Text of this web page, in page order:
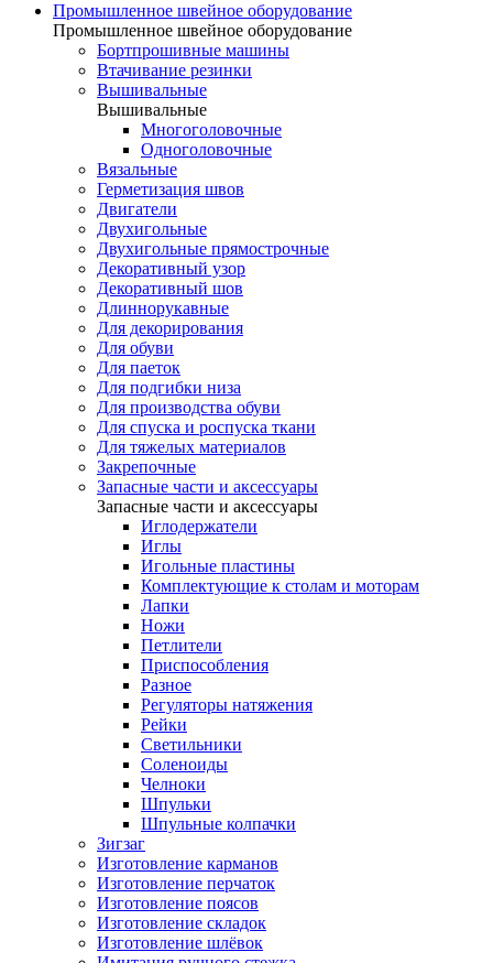
Промышленное швейное оборудование
Промышленное швейное оборудование
Бортпрошивные машины
Втачивание резинки
Вышивальные
Вышивальные
Многоголовочные
Одноголовочные
Вязальные
Герметизация швов
Двигатели
Двухигольные
Двухигольные прямострочные
Декоративный узор
Декоративный шов
Длиннорукавные
Для декорирования
Для обуви
Для паеток
Для подгибки низа
Для производства обуви
Для спуска и роспуска ткани
Для тяжелых материалов
Закрепочные
Запасные части и аксессуары
Запасные части и аксессуары
Иглодержатели
Иглы
Игольные пластины
Комплектующие к столам и моторам
Лапки
Ножи
Петлители
Приспособления
Разное
Регуляторы натяжения
Рейки
Светильники
Соленоиды
Челноки
Шпульки
Шпульные колпачки
Зигзаг
Изготовление карманов
Изготовление перчаток
Изготовление поясов
Изготовление складок
Изготовление шлёвок